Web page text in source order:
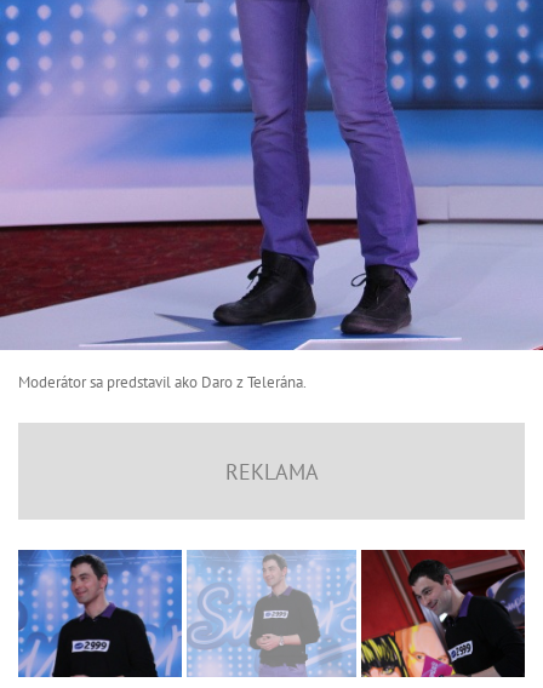
Moderátor sa predstavil ako Daro z Telerána.